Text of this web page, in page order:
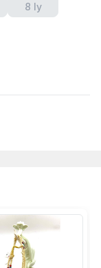
8 ly